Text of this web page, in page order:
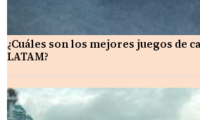
¿Cuáles son los mejores juegos de
LATAM?